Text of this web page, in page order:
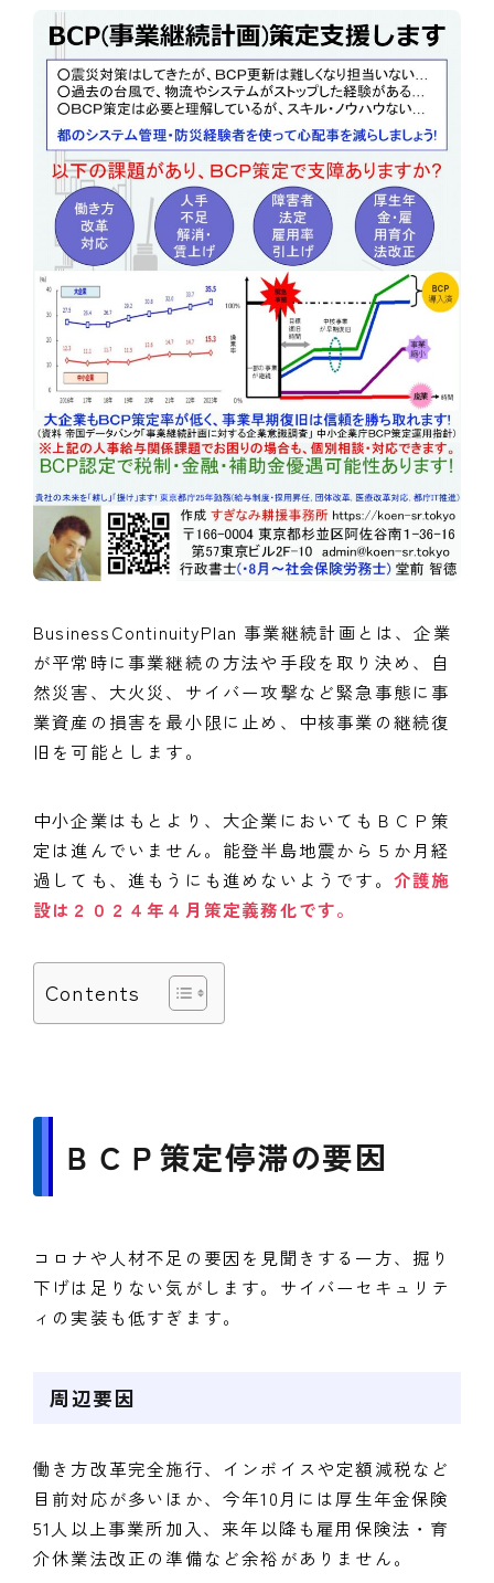
BusinessContinuityPlan 事業継続計画とは、企業
が平常時に事業継続の方法や手段を取り決め、自
然災害、大火災、サイバー攻撃など緊急事態に事
業資産の損害を最小限に止め、中核事業の継続復
旧を可能とします。
中小企業はもとより、大企業においてもＢＣＰ策
定は進んでいません。能登半島地震から５か月経
過しても、進もうにも進めないようです。 介護施
設は２０２４年４月策定義務化です。
Contents
ＢＣＰ策定停滞の要因
コロナや人材不足の要因を見聞きする一方、掘り
下げは足りない気がします。サイバーセキュリテ
ィの実装も低すぎます。
周辺要因
働き方改革完全施行、インボイスや定額減税など
目前対応が多いほか、今年10月には厚生年金保険
51人以上事業所加入、来年以降も雇用保険法・育
介休業法改正の準備など余裕がありません。